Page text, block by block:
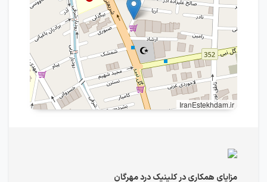
IranEstekhdam.ir
مزایای همکاری در کلینیک درد مهرگان